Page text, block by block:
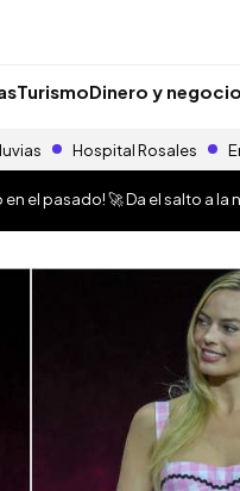
TurismoDinero y
Hospital Rosales
el pasado! 🚀 Da el salto a la